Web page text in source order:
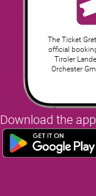
The Ticket
official
Tiroler
Orchester
Download the